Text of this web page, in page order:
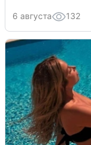
6 августа 132